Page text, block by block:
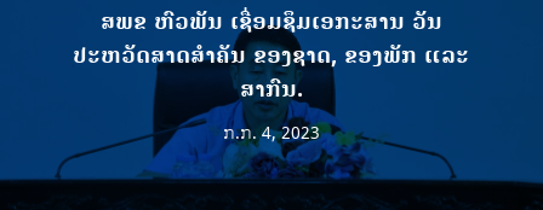
ສພຂ ຫົວພັນ ເຊື່ອມຊຶມເອກະສານ ວັນ
ປະຫວັດສາດສຳຄັນ ຂອງຊາດ, ຂອງພັກ ແລະ
ສາກົນ.
ກ.ກ. 4, 2023